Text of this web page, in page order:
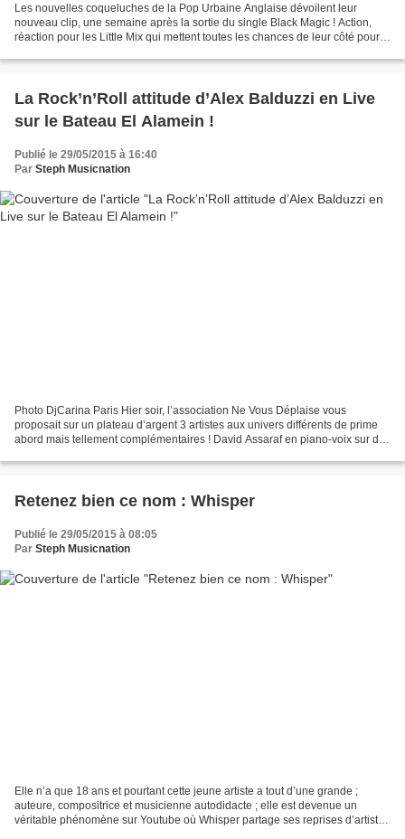
Les nouvelles coqueluches de la Pop Urbaine Anglaise dévoilent leur
nouveau clip, une semaine après la sortie du single Black Magic ! Action,
réaction pour les Little Mix qui mettent toutes les chances de leur côté pour
La Rock’n’Roll attitude d’Alex Balduzzi en Live
sur le Bateau El Alamein !
Publié le 29/05/2015 à 16:40
Par Steph Musicnation
Photo DjCarina Paris Hier soir, l’association Ne Vous Déplaise vous
proposait sur un plateau d’argent 3 artistes aux univers différents de prime
abord mais tellement complémentaires ! David Assaraf en piano-voix sur des
Retenez bien ce nom : Whisper
Publié le 29/05/2015 à 08:05
Par Steph Musicnation
Elle n’a que 18 ans et pourtant cette jeune artiste a tout d’une grande ;
auteure, compositrice et musicienne autodidacte ; elle est devenue un
véritable phénomène sur Youtube où Whisper partage ses reprises d’artistes